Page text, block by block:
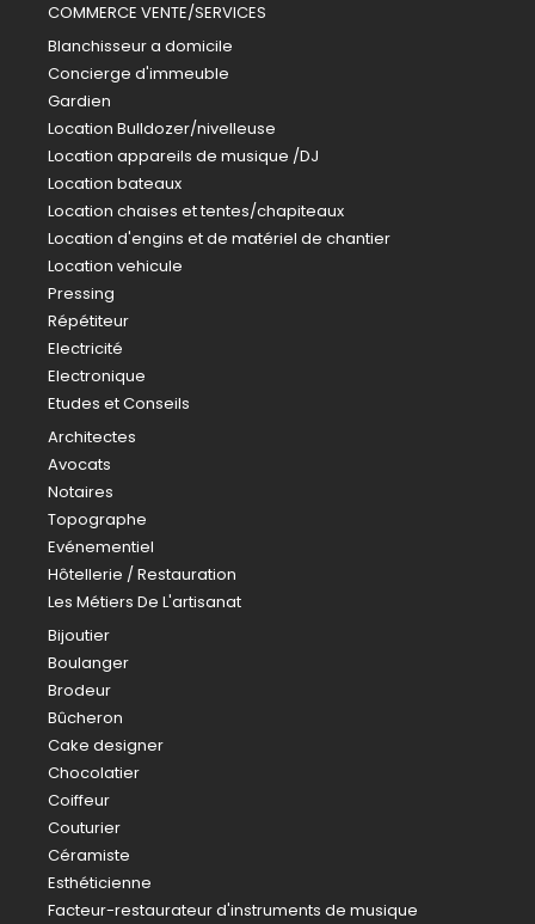
COMMERCE VENTE/SERVICES
Blanchisseur a domicile
Concierge d'immeuble
Gardien
Location Bulldozer/nivelleuse
Location appareils de musique /DJ
Location bateaux
Location chaises et tentes/chapiteaux
Location d'engins et de matériel de chantier
Location vehicule
Pressing
Répétiteur
Electricité
Electronique
Etudes et Conseils
Architectes
Avocats
Notaires
Topographe
Evénementiel
Hôtellerie / Restauration
Les Métiers De L'artisanat
Bijoutier
Boulanger
Brodeur
Bûcheron
Cake designer
Chocolatier
Coiffeur
Couturier
Céramiste
Esthéticienne
Facteur-restaurateur d'instruments de musique